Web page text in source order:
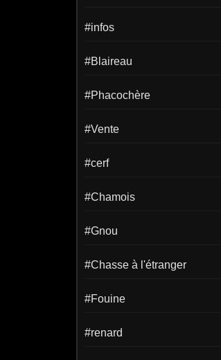
#infos
#Blaireau
#Phacochère
#Vente
#cerf
#Chamois
#Gnou
#Chasse à l'étranger
#Fouine
#renard